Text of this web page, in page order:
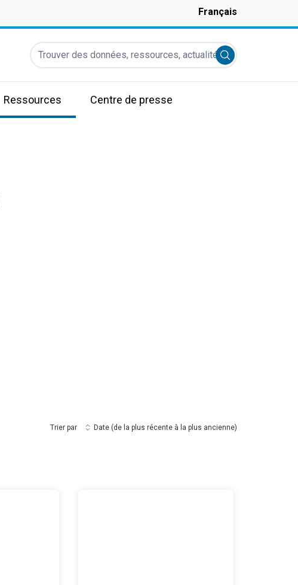
Français
Trouver des données, ressources, actualités et autres
Submit search
Ressources Centre de presse
Trier par Date (de la plus récente à la plus ancienne)